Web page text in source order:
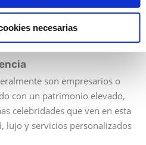
necesarias
de gran categoría y eso
única a estos
son empresarios o
con un patrimonio elevado,
celebridades que ven en esta
lujo y servicios personalizados